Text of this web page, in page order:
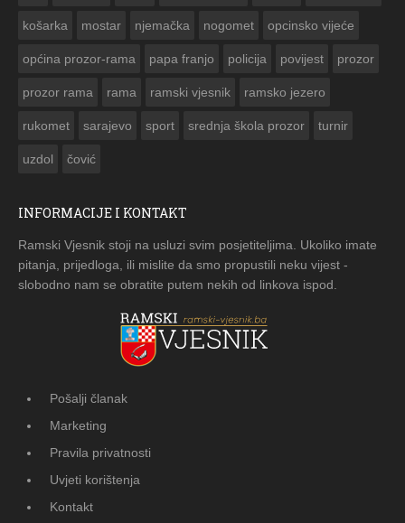
košarka mostar njemačka nogomet opcinsko vijeće
općina prozor-rama papa franjo policija povijest prozor
prozor rama rama ramski vjesnik ramsko jezero
rukomet sarajevo sport srednja škola prozor turnir
uzdol čović
INFORMACIJE I KONTAKT
Ramski Vjesnik stoji na usluzi svim posjetiteljima. Ukoliko imate
pitanja, prijedloga, ili mislite da smo propustili neku vijest -
slobodno nam se obratite putem nekih od linkova ispod.
Pošalji članak
Marketing
Pravila privatnosti
Uvjeti korištenja
Kontakt